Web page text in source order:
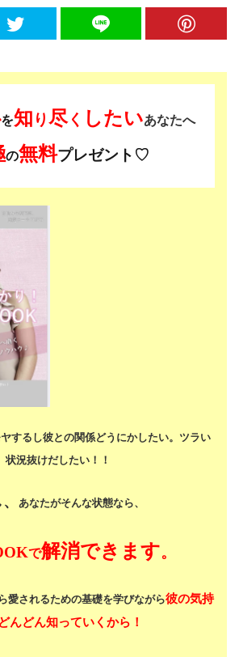
を知 り尽く したいあなたへ
の無料プレゼント♡
するし彼との関係どうにかしたい。 ツラい
状況抜けだしたい！！
あなたがそんな状態なら、
で解消できます。
愛されるための基礎を学びながら彼の気持
んどん知っていくから！